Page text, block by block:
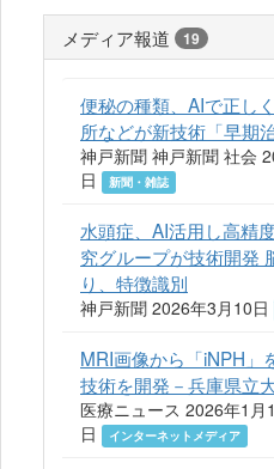
メディア報道 19
便秘の種類、AIで正し
所などが新技術「早期
神戸新聞 神戸新聞 社会
日
新聞・雑誌
水頭症、AI活用し高精
究グループが技術開発
り、特徴識別
神戸新聞 2026年3月10日
MRI画像から「iNPH」
技術を開発－兵庫県立
医療ニュース 2026年1月
日
インターネットメディア